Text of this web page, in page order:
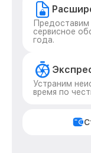
Предоставим
сервисное
года.
Устраним
время по